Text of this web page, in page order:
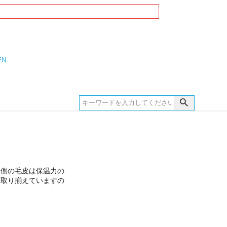
の毛皮は保温力の
り揃えていますの